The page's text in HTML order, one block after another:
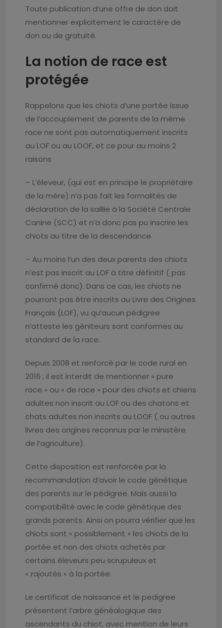
Toute publication d’une offre de don doit
mentionner explicitement le caractère de
don ou de gratuité.
La notion de race est
protégée
Rappelons que les chiots d’une portée issue
de l’accouplement de parents de la même
race ne sont pas automatiquement inscrits
au LOF ou au LOOF, et ce pour au moins 2
raisons
– L’éleveur, (qui est en principe le propriétaire
de la mère) n’a pas fait les formalités de
déclaration de la saillie à la Société Centrale
Canine (SCC) et n’a donc pas pu inscrire les
chiots au titre de la descendance.
– Au moins l’un des deux parents des chiots
n’est pas inscrit au LOF à titre définitif ( pas
confirmé donc). Dans ce cas, les chiots ne
pourront pas être inscrits au Livre des Origines
Français (LOF), vu qu’aucun pédigree
n’atteste les géniteurs sont conformes au
standard de la race.
Depuis 2008 et renforcé par le code rural en
2016 ; il est interdit de mentionner « pure
race » ou « de race » pour des chiots et chiens
adultes non inscrit au LOF ou des chatons et
chats adultes non inscrits au LOOF ( ou autres
livres des origines reconnus par le ministère
de l’agriculture).
Cette disposition est renforcée par la
recommandation d’avoir le code génétique
des parents sur le pédigree. Mais aussi la
compatibilité avec le code génétique des
grands parents. Ainsi on pourra vérifier que les
chiots sont « possiblement » les chiots de la
portée et non des chiots achetés par
certains éleveurs peu scrupuleux et
« rajoutés » à la portée.
Le certificat de naissance et le pedigree
présentent l’arbre généalogique des
ascendants du chiot, avec mention de leurs